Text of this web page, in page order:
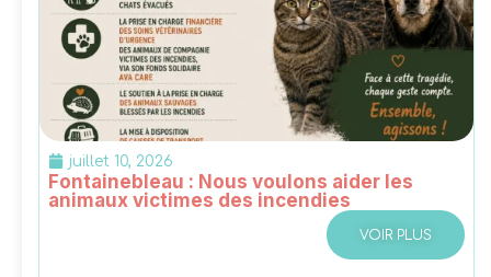
juillet 10, 2026
Fontainebleau : Nous voulons aider les
animaux victimes des incendies
VOIR PLUS